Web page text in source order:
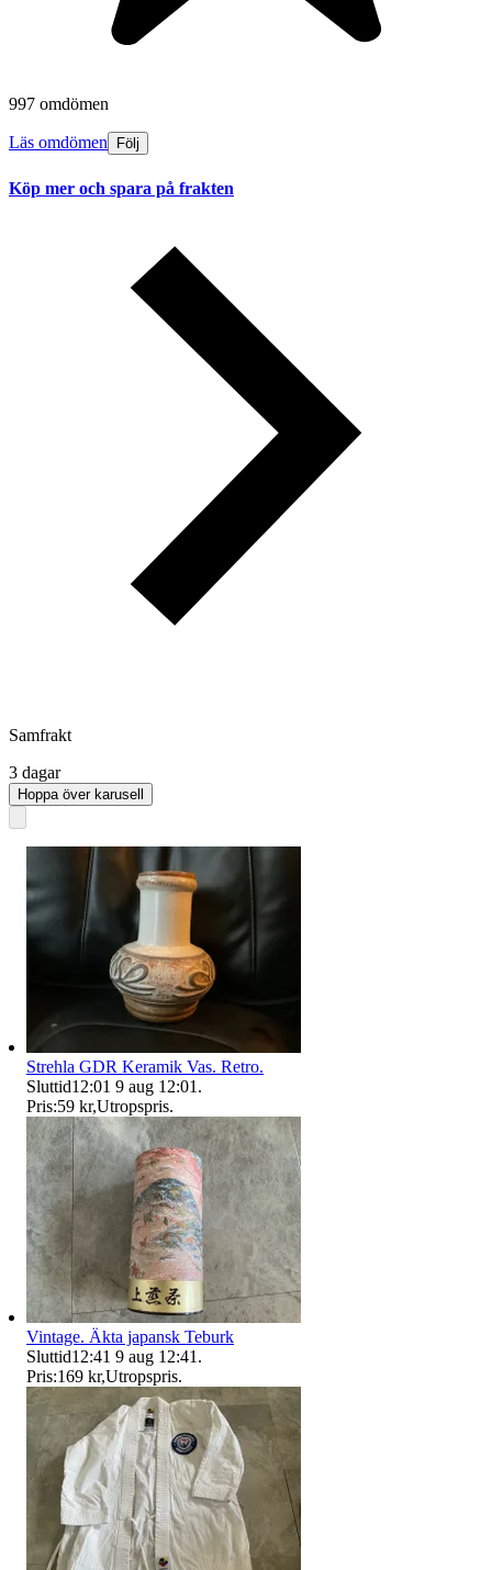
997 omdömen
Läs omdömen Följ
Köp mer och spara på frakten
Samfrakt
3 dagar
Hoppa över karusell
Strehla GDR Keramik Vas. Retro.
Sluttid12:01 9 aug 12:01 .
Pris:59 kr,Utropspris.
Vintage. Äkta japansk Teburk
Sluttid12:41 9 aug 12:41 .
Pris:169 kr,Utropspris.